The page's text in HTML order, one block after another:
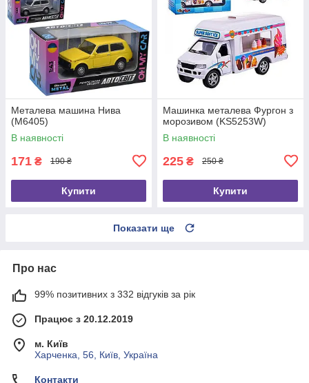
Металева машина Нива
(M6405)
В наявності
171 ₴ 190 ₴
Купити
Машинка металева Фургон з
морозивом (KS5253W)
В наявності
225 ₴ 250 ₴
Купити
Показати ще
Про нас
99% позитивних з 332 відгуків за рік
Працює з 20.12.2019
м. Київ
Харченка, 56, Київ, Україна
Контакти